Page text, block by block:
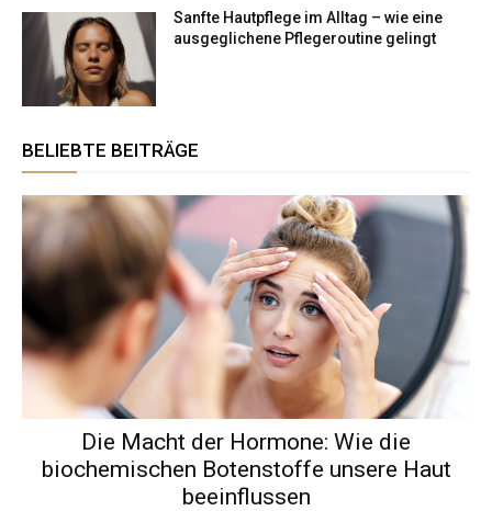
Sanfte Hautpflege im Alltag – wie eine
ausgeglichene Pflegeroutine gelingt
BELIEBTE BEITRÄGE
Die Macht der Hormone: Wie die
biochemischen Botenstoffe unsere Haut
beeinflussen